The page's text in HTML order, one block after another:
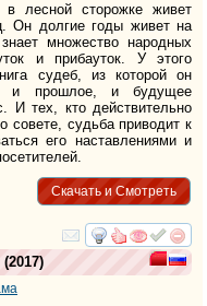
в лесной сторожке живет
Он долгие годы живет на
множество народных
и прибауток. У этого
судеб, из которой он
и прошлое, и будущее
И тех, кто действительно
совете, судьба приводит к
его наставлениями и
Скачать и Смотреть
смотреть
(2017)